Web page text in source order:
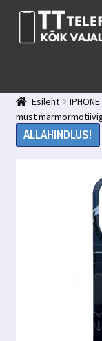
Liigu
navigeerimisele
Liigu
juurde
Minu konto
Ostukorv
Esileht IPHONE
must
ALLAHINDLUS!